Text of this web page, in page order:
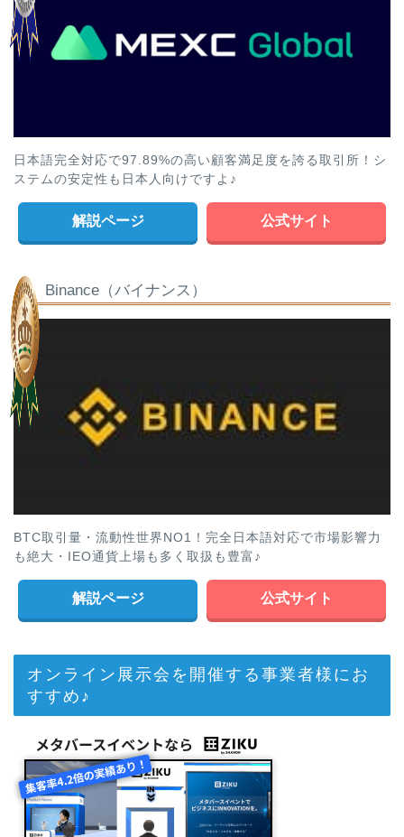
日本語完全対応で97.89%の高い顧客満足度を誇る取引所！シ
ステムの安定性も日本人向けですよ♪
解説ページ 公式サイト
Binance（バイナンス）
BTC取引量・流動性世界NO1！完全日本語対応で市場影響力
も絶大・IEO通貨上場も多く取扱も豊富♪
解説ページ 公式サイト
オンライン展示会を開催する事業者様にお
すすめ♪